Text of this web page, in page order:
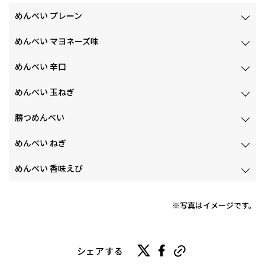
めんべい プレーン
めんべい マヨネーズ味
めんべい 辛口
めんべい 玉ねぎ
勝つめんべい
めんべい ねぎ
めんべい 香味えび
※写真はイメージです。
シェアする